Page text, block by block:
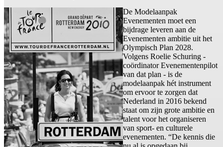
De Modelaanpak
Evenementen moet een
bijdrage leveren aan de
Evenementen ambitie uit het
Olympisch Plan 2028.
Volgens Roelie Schuring -
coördinator Evenementenpilot
van dat plan - is de
modelaanpak hét instrument
om ervoor te zorgen dat
Nederland in 2016 bekend
staat om zijn grote ambitie en
talent voor het organiseren
van sport- en culturele
evenementen. “De kennis die